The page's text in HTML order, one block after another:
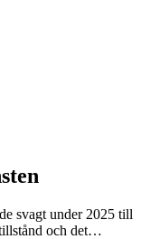
svagt under 2025 till
och det…